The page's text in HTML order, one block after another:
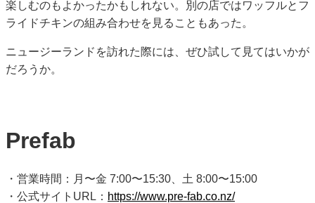
楽しむのもよかったかもしれない。別の店ではワッフルとフ
ライドチキンの組み合わせを見ることもあった。
ニュージーランドを訪れた際には、ぜひ試して見てはいかが
だろうか。
Prefab
・営業時間：月〜金 7:00〜15:30、土 8:00〜15:00
・公式サイトURL： https://www.pre-fab.co.nz/